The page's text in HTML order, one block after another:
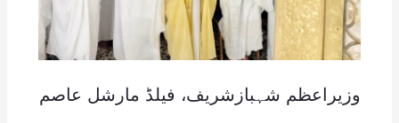
وزیراعظم شہبازشریف، فیلڈ مارشل عاصم